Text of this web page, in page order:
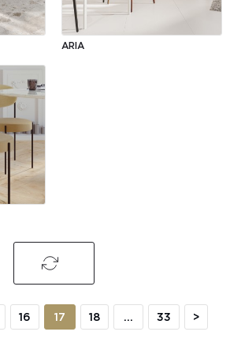
ARIA
16 17 18 ... 33 >